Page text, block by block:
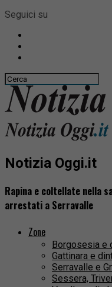
Seguici su
Notizia Oggi.it
Rapina e coltellate nella
arrestati a Serravalle
Zone
Borgosesia e
Gattinara e
Serravalle e
Sessera,